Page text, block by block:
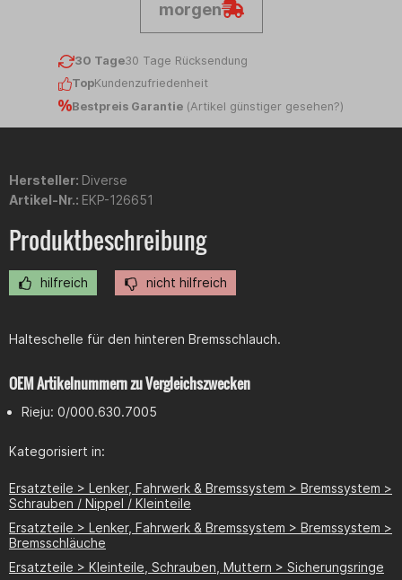
morgen
30 Tage30 Tage Rücksendung
TopKundenzufriedenheit
Bestpreis Garantie (Artikel günstiger gesehen?)
Hersteller: Diverse
Artikel-Nr.: EKP-126651
Produktbeschreibung
hilfreich nicht hilfreich
Halteschelle für den hinteren Bremsschlauch.
OEM Artikelnummern zu Vergleichszwecken
Rieju: 0/000.630.7005
Kategorisiert in:
Ersatzteile > Lenker, Fahrwerk & Bremssystem > Bremssystem >
Schrauben / Nippel / Kleinteile
Ersatzteile > Lenker, Fahrwerk & Bremssystem > Bremssystem >
Bremsschläuche
Ersatzteile > Kleinteile, Schrauben, Muttern > Sicherungsringe